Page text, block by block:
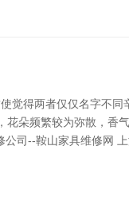
觉得两者仅仅名字不
朵频繁较为弥散，香
司--鞍山家具维修网